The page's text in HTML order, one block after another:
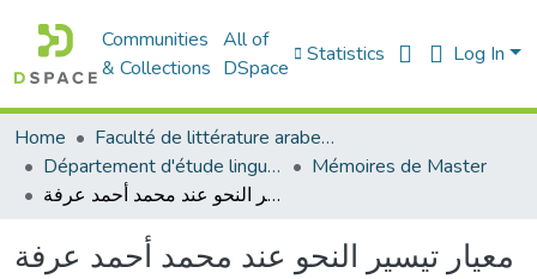
Communities
& Collections
All of
DSpace
Statistics Log In
Home
Faculté de littérature arabe et des arts
Département d'étude linguistique
Mémoires de Master
معيار تيسير النحو عند محمد أحمد عرفة
معيار تيسير النحو عند محمد أحمد عرفة